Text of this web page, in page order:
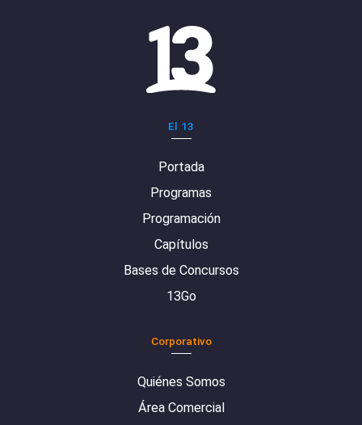
El 13
Portada
Programas
Programación
Capítulos
Bases de Concursos
13Go
Corporativo
Quiénes Somos
Área Comercial